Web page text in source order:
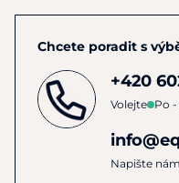
Chcete poradit s
+420
Volejte Po -
Napište